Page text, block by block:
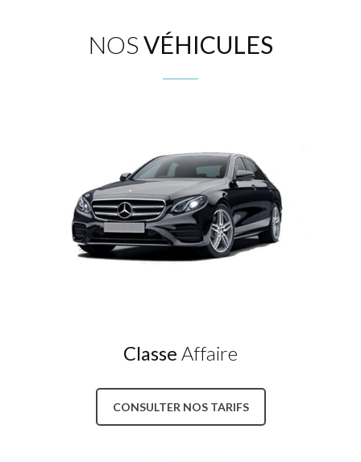
NOSVÉHICULES
Classe Affaire
CONSULTER NOS TARIFS